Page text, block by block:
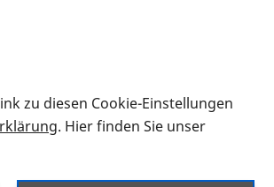
in
wie Sie nach Infonmaterial suchen
zu diesen Cookie-Einstellungen
. Hier finden Sie unser